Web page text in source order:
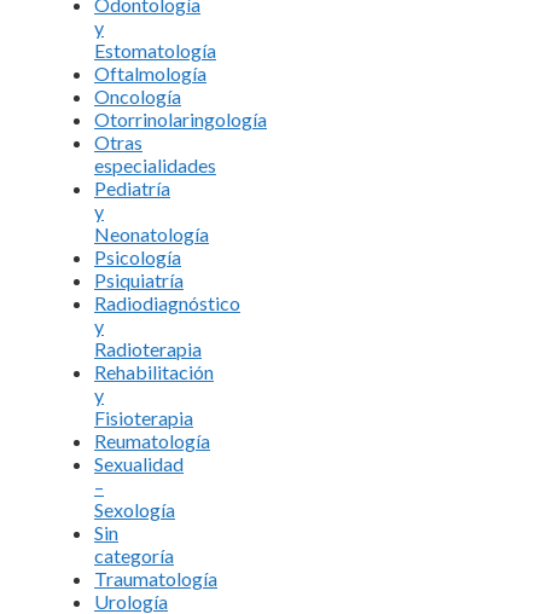
y
Estomatología
Oftalmología
Oncología
Otorrinolaringología
Otras
especialidades
Pediatría
y
Neonatología
Psicología
Psiquiatría
Radiodiagnóstico
y
Radioterapia
Rehabilitación
y
Fisioterapia
Reumatología
Sexualidad
–
Sexología
Sin
categoría
Traumatología
Urología